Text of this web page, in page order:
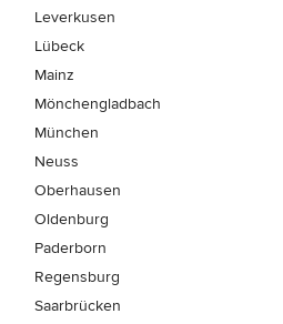
Leverkusen
Lübeck
Mainz
Mönchen­gladbach
München
Neuss
Oberhausen
Oldenburg
Paderborn
Regensburg
Saarbrücken